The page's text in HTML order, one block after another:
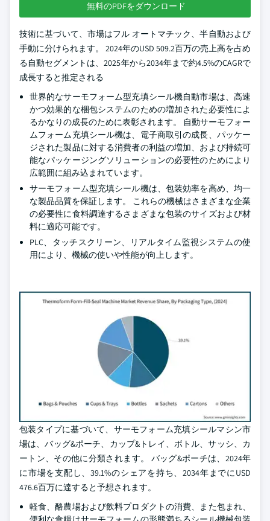
無料のPDFをダウンロード
技術に基づいて、市場はフル オートマチック、半自動および
手動に分けられます。 2024年のUSD 509.2百万の売上高を占め
る自動セグメントは、2025年から2034年まで約4.5%のCAGRで
成長すると推定される
世界的なサーモフォーム型充填シール機自動市場は、高速
かつ効果的な梱包システムのための増加された必要性によ
るかなりの成長のために表彰されます。 自動サーモフォー
ムフォーム充填シール機は、電子商取引の成長、パッケー
ジされた製品に対する消費者の利益の増加、および持続可
能なパッケージングソリューションの必要性のためにより
広範囲に組み込まれています。
サーモフォーム型充填シール機は、包装効率を高め、均一
な製品品質を保証します。 これらの機械はさまざまな企業
の必要性に食料調達するさまざまな包装のサイズおよび材
料に適応可能です。
PLC、タッチスクリーン、リアルタイム監視システムの使
用により、機械の使いや性能が向上します。
包装タイプに基づいて、サーモフォーム充填シールマシン市
場は、バッグ&ポーチ、カップ&トレイ、ボトル、サッシ、カ
ートン、その他に分類されます。 バッグ&ポーチは、2024年
に市場を支配し、39.1%のシェアを持ち、2034年までにUSD
476.6百万に達すると予想されます。
軽食、酪農場および飲料プロダクトの消費、また包まれ、